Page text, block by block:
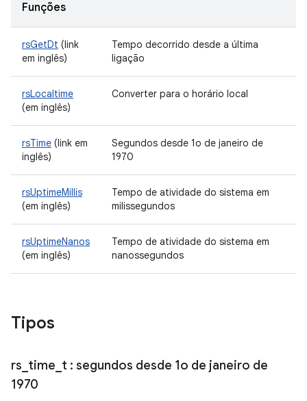
Funções
rsGetDt (link
em inglês)
Tempo decorrido desde a última
ligação
rsLocaltime
(em inglês)
Converter para o horário local
rsTime (link em
inglês)
Segundos desde 1o de janeiro de
1970
rsUptimeMillis
(em inglês)
Tempo de atividade do sistema em
milissegundos
rsUptimeNanos
(em inglês)
Tempo de atividade do sistema em
nanossegundos
Tipos
rs time t : segundos desde 1o de janeiro de
1970